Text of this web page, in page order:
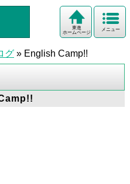
メニュー
東進
ホームページ
グ » English Camp!!